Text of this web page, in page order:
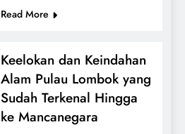
Read More
Keelokan dan Keindahan
Alam Pulau Lombok yang
Sudah Terkenal Hingga
ke Mancanegara